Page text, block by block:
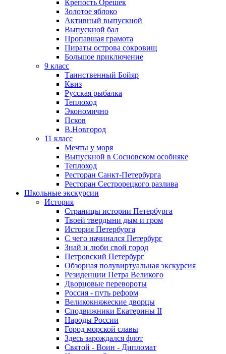
Крепость Орешек
Золотое яблоко
Активный выпускной
Выпускной бал
Пропавшая грамота
Пираты острова сокровищ
Большое приключение
9 класс
Таинственный Бойяр
Квиз
Русская рыбалка
Теплоход
Экономично
Псков
В.Новгород
11 класс
Мечты у моря
Выпускной в Сосновском особняке
Теплоход
Ресторан Санкт-Петербурга
Ресторан Сестрорецкого разлива
Школьные экскурсии
История
Страницы истории Петербурга
Твоей твердыни дым и гром
История Петербурга
С чего начинался Петербург
Знай и люби свой город
Петровский Петербург
Обзорная полувиртуальная экскурсия
Резиденции Петра Великого
Дворцовые перевороты
Россия - путь реформ
Великокняжеские дворцы
Сподвижники Екатерины II
Народы России
Город морской славы
Здесь зарождался флот
Святой - Воин - Дипломат